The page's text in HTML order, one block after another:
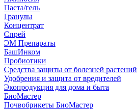
Паста/гель
Гранулы
Концентрат
Спрей
ЭМ Препараты
БашИнком
Пробиотики
Средства защиты от болезней растений
Удобрения и защита от вредителей
Экопродукция для дома и быта
БиоМастер
Почвобрикеты БиоМастер